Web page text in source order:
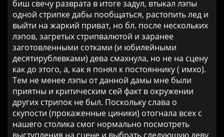
биш свечу разврата в итоге задул, втыкал лэпы
одной стрипке дабы пообщаться, растопить лед и
выйти на жаркий приват, но бл. после нескольких
лэпов, загретых стрипвалютой и заранее
заготовленными сотками (и юбилейными
десятирублевками) дева смахнула, но не на сцену
как до этого, а, как я понял к постояннику ( имхо).
Тем не менее лэпы от данной дамы мне были
приятны и критическим сей факт в окружении
других стрипок не был. Поскольку слава о
скупости (прокаженные циники) отогнала всех с
нашего столика смог нормально посмотреть